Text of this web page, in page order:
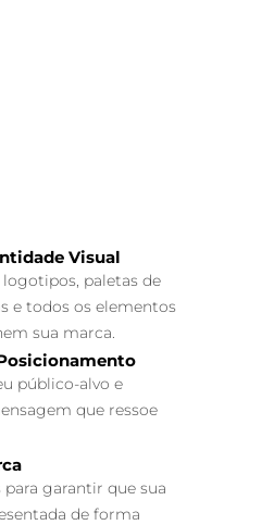
Visual
paletas de
e todos os elementos
sua marca.
público-alvo e
que ressoe
garantir que sua
de forma